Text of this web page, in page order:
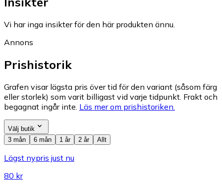
Vi har inga insikter för den här produkten ännu.
Annons
Prishistorik
Grafen visar lägsta pris över tid för den variant (såsom färg
eller storlek) som varit billigast vid varje tidpunkt. Frakt och
begagnat ingår inte. Läs mer om prishistoriken.
Välj butik
3 mån
6 mån 1 år 2 år Allt
Lägst nypris just nu
80 kr